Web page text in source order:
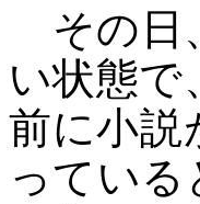
その日
い状態で
前に小説
ってい